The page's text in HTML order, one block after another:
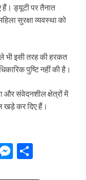
हैं। ड्यूटी पर तैनात
सुरक्षा व्यवस्था को
भी इसी तरह की हरकत
पुष्टि नहीं की है।
और संवेदनशील क्षेत्रों में
खड़े कर दिए हैं।
M